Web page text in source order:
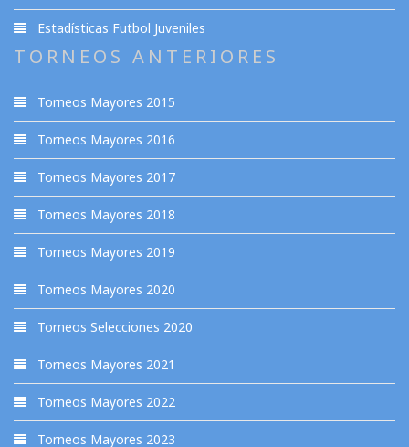
Estadísticas Futbol Juveniles
TORNEOS ANTERIORES
Torneos Mayores 2015
Torneos Mayores 2016
Torneos Mayores 2017
Torneos Mayores 2018
Torneos Mayores 2019
Torneos Mayores 2020
Torneos Selecciones 2020
Torneos Mayores 2021
Torneos Mayores 2022
Torneos Mayores 2023